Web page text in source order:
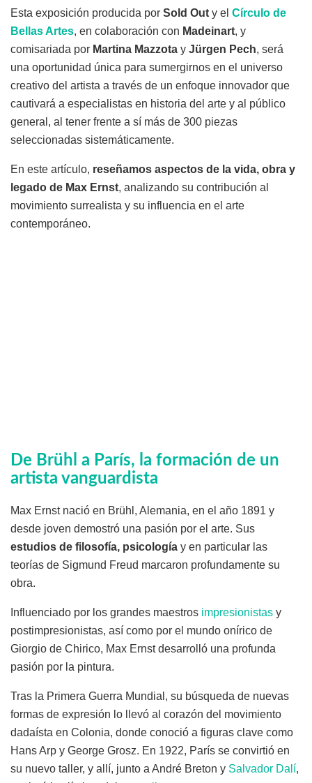
Esta exposición producida por Sold Out y el Círculo de
Bellas Artes, en colaboración con Madeinart, y
comisariada por Martina Mazzota y Jürgen Pech, será
una oportunidad única para sumergirnos en el universo
creativo del artista a través de un enfoque innovador que
cautivará a especialistas en historia del arte y al público
general, al tener frente a sí más de 300 piezas
seleccionadas sistemáticamente.
En este artículo, reseñamos aspectos de la vida, obra y
legado de Max Ernst, analizando su contribución al
movimiento surrealista y su influencia en el arte
contemporáneo.
De Brühl a París, la formación de un
artista vanguardista
Max Ernst nació en Brühl, Alemania, en el año 1891 y
desde joven demostró una pasión por el arte. Sus
estudios de filosofía, psicología y en particular las
teorías de Sigmund Freud marcaron profundamente su
obra.
Influenciado por los grandes maestros impresionistas y
postimpresionistas, así como por el mundo onírico de
Giorgio de Chirico, Max Ernst desarrolló una profunda
pasión por la pintura.
Tras la Primera Guerra Mundial, su búsqueda de nuevas
formas de expresión lo llevó al corazón del movimiento
dadaísta en Colonia, donde conoció a figuras clave como
Hans Arp y George Grosz. En 1922, París se convirtió en
su nuevo taller, y allí, junto a André Breton y Salvador Dalí,